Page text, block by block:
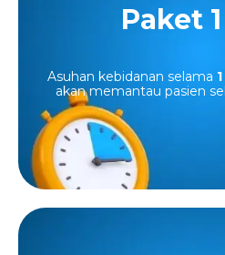
Paket
Asuhan kebidanan selama
akan memantau pasien